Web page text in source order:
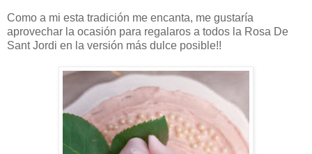
Como a mi esta tradición me encanta, me gustaría
aprovechar la ocasión para regalaros a todos la Rosa De
Sant Jordi en la versión más dulce posible!!